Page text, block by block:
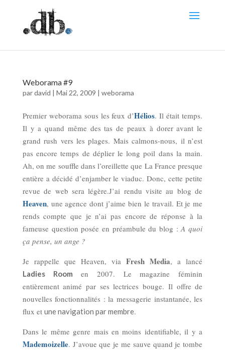
Weborama #9
pardavid | Mai 22, 2009 | weborama
Premier weborama sous les feux d’Hélios. Il était temps.
Il y a quand même des tas de peaux à dorer avant le
grand rush vers les plages. Mais calmons-nous, il n’est
pas encore temps de déplier le long poil dans la main.
Ah, on me souffle dans l’oreillette que La France presque
entière a décidé d’enjamber le viaduc. Donc, cette petite
revue de web sera légère.J’ai rendu visite au blog de
Heaven, une agence dont j’aime bien le travail. Et je me
rends compte que je n’ai pas encore de réponse à la
fameuse question posée en préambule du blog :A quoi
ça pense, un ange ?
Je rappelle que Heaven, viaFresh Media, a lancé
Ladies Room en 2007. Le magazine féminin
entièrement animé par ses lectrices bouge. Il offre de
nouvelles fonctionnalités : la messagerie instantanée, les
flux et une navigation par membre.
Dans le même genre mais en moins identifiable, il y a
Mademoizelle. J’avoue que je me sauve quand je tombe